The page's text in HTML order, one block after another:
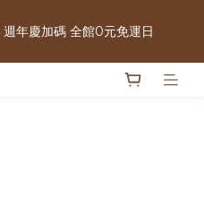
最低只要＄1980
年慶加碼 全館0元免運日
2000・植萃洗沐三件$999送酵